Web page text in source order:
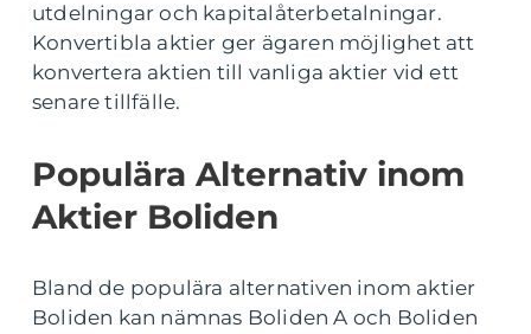
utdelningar och kapitalåterbetalningar.
Konvertibla aktier ger ägaren möjlighet att
konvertera aktien till vanliga aktier vid ett
senare tillfälle.
Populära Alternativ inom
Aktier Boliden
Bland de populära alternativen inom aktier
Boliden kan nämnas Boliden A och Boliden